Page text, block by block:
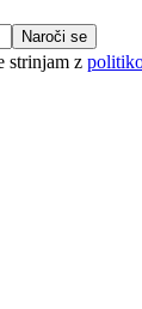
Naroči se
strinjam z